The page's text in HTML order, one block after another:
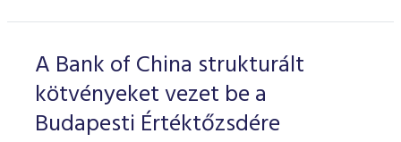
A Bank of China strukturált
kötvényeket vezet be a
Budapesti Értéktőzsdére